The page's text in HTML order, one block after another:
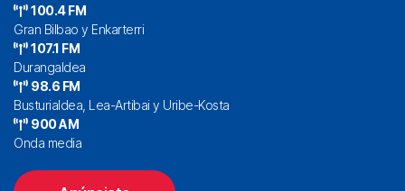
100.4 FM
Gran Bilbao y Enkarterri
107.1 FM
Durangaldea
98.6 FM
Busturialdea, Lea-Artibai y Uribe-Kosta
900 AM
Onda media